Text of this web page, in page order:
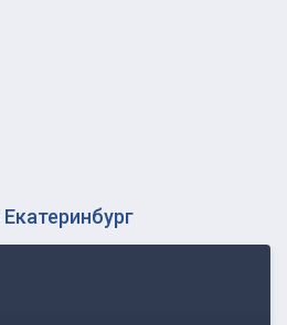
Екатеринбург